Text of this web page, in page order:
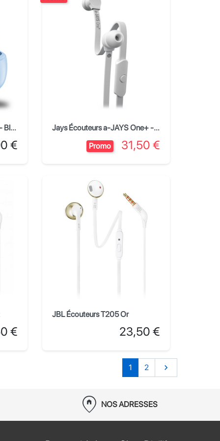
JBL Écouteurs Wave Beam - Bleu
€
Jays Écouteurs a-JAYS One+ - Blanc
Promo
Prix
31,50 €
€
JBL Écouteurs T205 Or
Prix
23,50 €
1 2 Suivant

home_pin NOS ADRESSES